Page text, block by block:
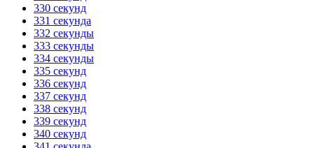
330 секунд
331 секунда
332 секунды
333 секунды
334 секунды
335 секунд
336 секунд
337 секунд
338 секунд
339 секунд
340 секунд